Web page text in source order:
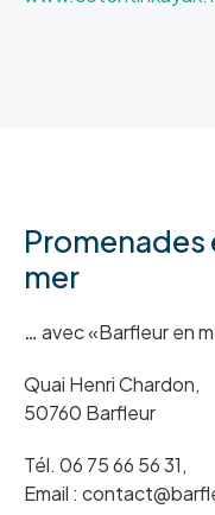
Promenades
mer
…avec «Barfleur en
Quai Henri Chardon,
50760 Barfleur
Tél. 06 75 66 56 31,
Email :